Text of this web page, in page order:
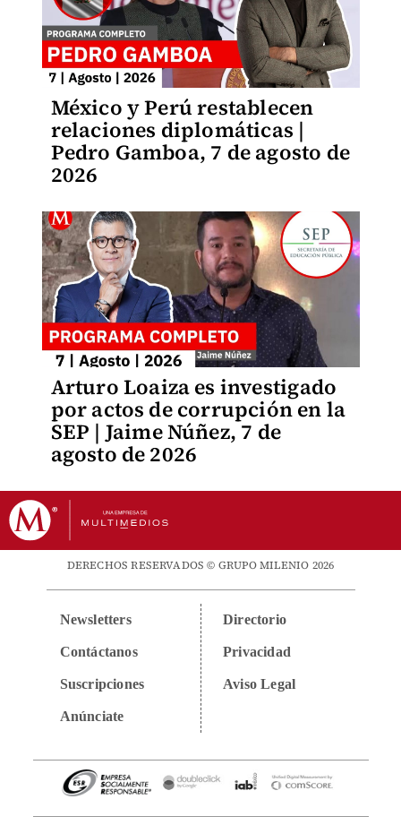
México y Perú restablecen
relaciones diplomáticas |
Pedro Gamboa, 7 de agosto de
2026
Arturo Loaiza es investigado
por actos de corrupción en la
SEP | Jaime Núñez, 7 de
agosto de 2026
DERECHOS RESERVADOS © GRUPO MILENIO 2026
Newsletters
Contáctanos
Suscripciones
Anúnciate
Directorio
Privacidad
Aviso Legal